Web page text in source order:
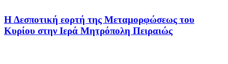
Η Δεσποτική εορτή της Μεταμορφώσεως του
Κυρίου στην Ιερά Μητρόπολη Πειραιώς